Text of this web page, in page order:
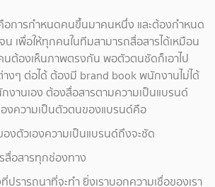
อการกำหนดคนขึ้นมาคนหนึ่ง และต้องกำหนด
น เพื่อให้ทุกคนในทีมสามารถสื่อสารได้เหมือน
ต้องเห็นภาพตรงกัน พอตัวตนชัดก็เอาไป
งๆ ต่อได้ ต้องมี brand book พนักงานไม่ได้
งานเอง ต้องสื่อสารตามความเป็นแบรนด์
งความเป็นตัวตนของแบรนด์คือ
วเองความเป็นแบรนด์ถึงจะชัด
อสารทุกช่องทาง
ปรารถนาที่จะทำ ยิ่งเราบอกความเชื่อของเรา